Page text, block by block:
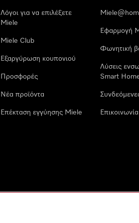
Λόγοι για να επιλέξετε
Miele
Miele Club
Εξαργύρωση κουπονιού
Προσφορές
Νέα προϊόντα
Επέκταση εγγύησης Miele
Εφαρμογή
Φωνητική
Λύσεις
Smart